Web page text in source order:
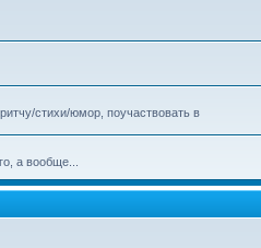
стихи/юмор, поучаствовать в
а вообще...